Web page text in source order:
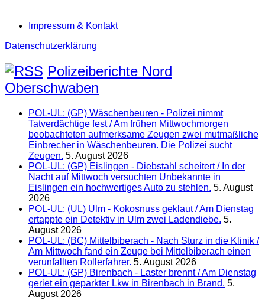
Impressum & Kontakt
Datenschutzerklärung
Polizeiberichte Nord
Oberschwaben
POL-UL: (GP) Wäschenbeuren - Polizei nimmt
Tatverdächtige fest / Am frühen Mittwochmorgen
beobachteten aufmerksame Zeugen zwei mutmaßliche
Einbrecher in Wäschenbeuren. Die Polizei sucht
Zeugen. 5. August 2026
POL-UL: (GP) Eislingen - Diebstahl scheitert / In der
Nacht auf Mittwoch versuchten Unbekannte in
Eislingen ein hochwertiges Auto zu stehlen. 5. August
2026
POL-UL: (UL) Ulm - Kokosnuss geklaut / Am Dienstag
ertappte ein Detektiv in Ulm zwei Ladendiebe. 5.
August 2026
POL-UL: (BC) Mittelbiberach - Nach Sturz in die Klinik /
Am Mittwoch fand ein Zeuge bei Mittelbiberach einen
verunfallten Rollerfahrer. 5. August 2026
POL-UL: (GP) Birenbach - Laster brennt / Am Dienstag
geriet ein geparkter Lkw in Birenbach in Brand. 5.
August 2026